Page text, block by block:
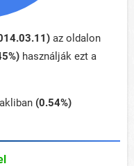
az oldalon
használják ezt a
(0.54%)